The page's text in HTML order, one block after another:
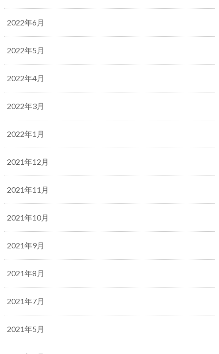
2022年6月
2022年5月
2022年4月
2022年3月
2022年1月
2021年12月
2021年11月
2021年10月
2021年9月
2021年8月
2021年7月
2021年5月